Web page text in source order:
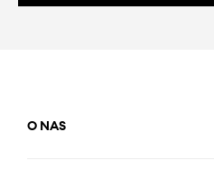
O NAS